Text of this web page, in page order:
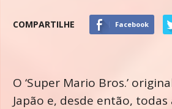
COMPARTILHE Facebook
O ‘Super Mario Bros.’
Japão e, desde então,